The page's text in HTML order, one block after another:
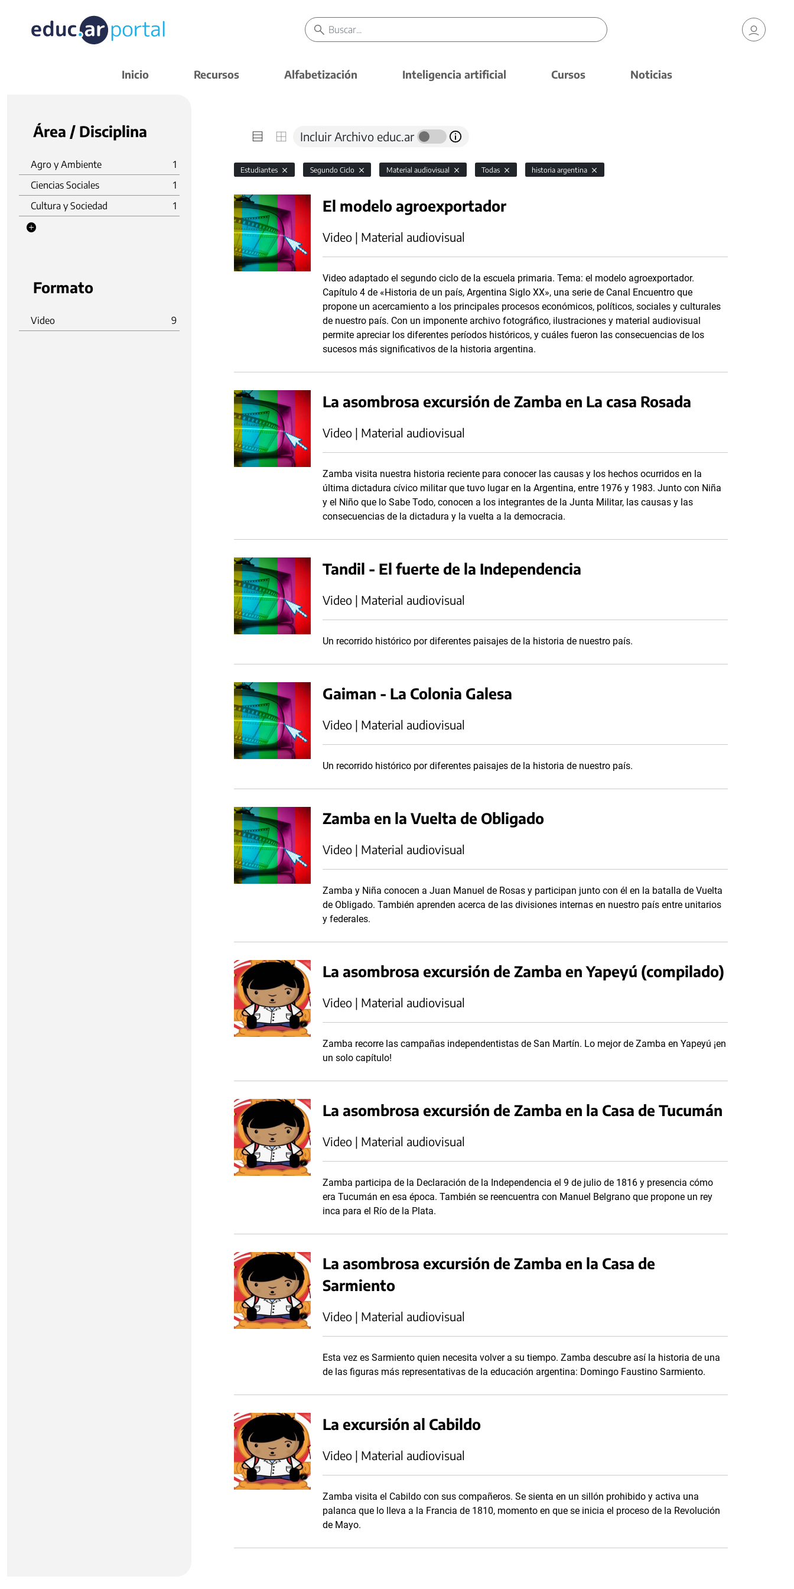
Inicio Recursos Alfabetización Inteligencia artificial Cursos Noticias
Área / Disciplina
Agro y Ambiente
1
Ciencias Sociales
1
Cultura y Sociedad
1
Formato
Video 9
Incluir Archivo educ.ar
Estudiantes Segundo Ciclo Material audiovisual Todas historia argentina
El modelo agroexportador
Video | Material audiovisual
Video adaptado el segundo ciclo de la escuela primaria. Tema: el modelo agroexportador.
Capítulo 4 de «Historia de un país, Argentina Siglo XX», una serie de Canal Encuentro que
propone un acercamiento a los principales procesos económicos, políticos, sociales y culturales
de nuestro país. Con un imponente archivo fotográfico, ilustraciones y material audiovisual
permite apreciar los diferentes períodos históricos, y cuáles fueron las consecuencias de los
sucesos más significativos de la historia argentina.
La asombrosa excursión de Zamba en La casa Rosada
Video | Material audiovisual
Zamba visita nuestra historia reciente para conocer las causas y los hechos ocurridos en la
última dictadura cívico militar que tuvo lugar en la Argentina, entre 1976 y 1983. Junto con Niña
y el Niño que lo Sabe Todo, conocen a los integrantes de la Junta Militar, las causas y las
consecuencias de la dictadura y la vuelta a la democracia.
Tandil - El fuerte de la Independencia
Video | Material audiovisual
Un recorrido histórico por diferentes paisajes de la historia de nuestro país.
Gaiman - La Colonia Galesa
Video | Material audiovisual
Un recorrido histórico por diferentes paisajes de la historia de nuestro país.
Zamba en la Vuelta de Obligado
Video | Material audiovisual
Zamba y Niña conocen a Juan Manuel de Rosas y participan junto con él en la batalla de Vuelta
de Obligado. También aprenden acerca de las divisiones internas en nuestro país entre unitarios
y federales.
La asombrosa excursión de Zamba en Yapeyú (compilado)
Video | Material audiovisual
Zamba recorre las campañas independentistas de San Martín. Lo mejor de Zamba en Yapeyú ¡en
un solo capítulo!
La asombrosa excursión de Zamba en la Casa de Tucumán
Video | Material audiovisual
Zamba participa de la Declaración de la Independencia el 9 de julio de 1816 y presencia cómo
era Tucumán en esa época. También se reencuentra con Manuel Belgrano que propone un rey
inca para el Río de la Plata.
La asombrosa excursión de Zamba en la Casa de
Sarmiento
Video | Material audiovisual
Esta vez es Sarmiento quien necesita volver a su tiempo. Zamba descubre así la historia de una
de las figuras más representativas de la educación argentina: Domingo Faustino Sarmiento.
La excursión al Cabildo
Video | Material audiovisual
Zamba visita el Cabildo con sus compañeros. Se sienta en un sillón prohibido y activa una
palanca que lo lleva a la Francia de 1810, momento en que se inicia el proceso de la Revolución
de Mayo.